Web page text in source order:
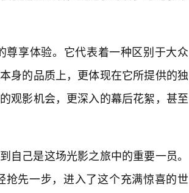
尊享体验。它代表着一种区别于大众
身的品质上，更体现在它所提供的独
观影机会，更深入的幕后花絮，甚至
自己是这场光影之旅中的重要一员。
先一步，进入了这个充满惊喜的世